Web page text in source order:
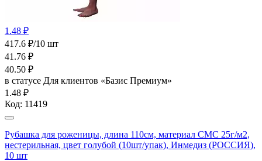
1.48 ₽
417.6 ₽/10 шт
41.76 ₽
40.50 ₽
в статусе Для клиентов «Базис Премиум»
1.48 ₽
Код: 11419
Рубашка для роженицы, длина 110см, материал СМС 25г/м2,
нестерильная, цвет голубой (10шт/упак), Инмедиз (РОССИЯ),
10 шт